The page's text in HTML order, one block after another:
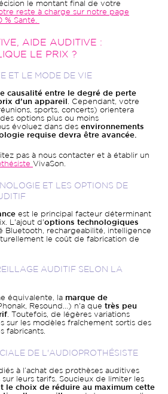
le montant final de votre
reste à charge sur notre page
% Santé.
AIDE AUDITIVE :
LE PRIX ?
ET LE MODE DE VIE
causalité entre le degré de perte
d’un appareil . Cependant, votre
sports, concerts) orientera
options plus ou moins
évoluez dans des environnements
requise devra être avancée.
pas à nous contacter et à établir un
VivaSon.
ET LES OPTIONS DE
est le principal facteur déterminant
L'ajout d'options technologiques
Bluetooth, rechargeabilité, intelligence
le coût de fabrication de
AUDITIF SELON LA
équivalente, la marque de
Resound...) n'a que très peu
. Toutefois, de légères variations
sur les modèles fraîchement sortis des
fabricants.
DE L'AUDIOPROTHÉSISTE
à l’achat des prothèses auditives
leurs tarifs. Soucieux de limiter les
le choix de réduire au maximum cette